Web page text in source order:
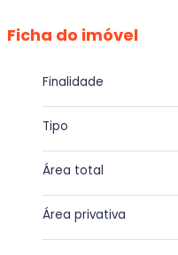
Ficha do imóvel
Finalidade
Tipo
Área total
Área privativa